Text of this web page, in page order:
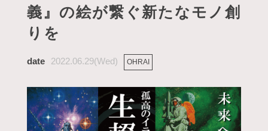
義』の絵が繋ぐ新たなモノ創
りを
2022.06.29(Wed) OHRAI